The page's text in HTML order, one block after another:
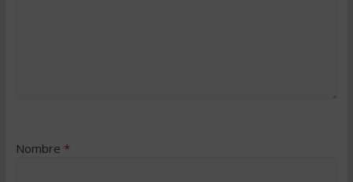
Nombre *